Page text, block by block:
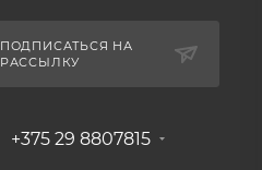
ПОДПИСАТЬСЯ НА
РАССЫЛКУ
+375 29 8807815